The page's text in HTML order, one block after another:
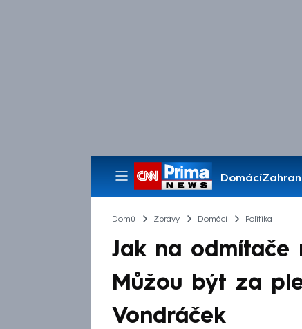
Domácí
Pořady
Domů Zprávy Domácí Politika
Jak na odmítače
Můžou být za
Vondráček